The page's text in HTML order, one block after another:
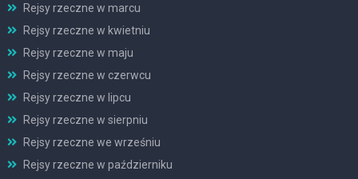
Rejsy rzeczne w marcu
Rejsy rzeczne w kwietniu
Rejsy rzeczne w maju
Rejsy rzeczne w czerwcu
Rejsy rzeczne w lipcu
Rejsy rzeczne w sierpniu
Rejsy rzeczne we wrześniu
Rejsy rzeczne w październiku